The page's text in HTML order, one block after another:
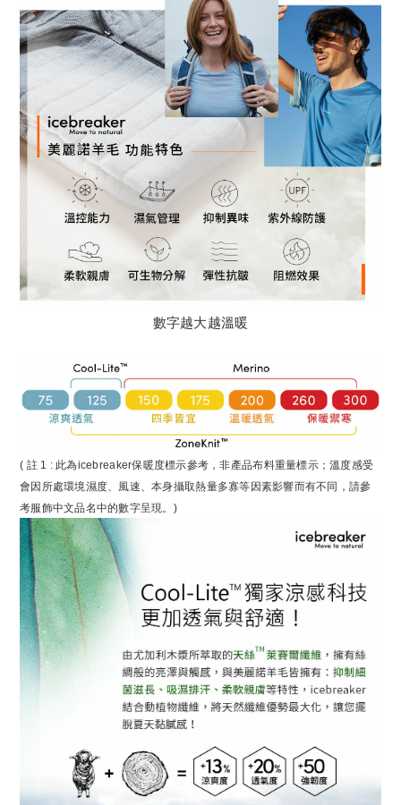
數字越大越溫暖
( 註 1 : 此為icebreaker保暖度標示參考，非產品布料重量標示；溫度感受
會因所處環境濕度、風速、本身攝取熱量多寡等因素影響而有不同，請參
考服飾中文品名中的數字呈現。)